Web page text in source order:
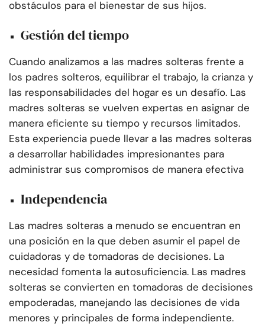
obstáculos para el bienestar de sus hijos.
Gestión del tiempo
Cuando analizamos a las madres solteras frente a
los padres solteros, equilibrar el trabajo, la crianza y
las responsabilidades del hogar es un desafío. Las
madres solteras se vuelven expertas en asignar de
manera eficiente su tiempo y recursos limitados.
Esta experiencia puede llevar a las madres solteras
a desarrollar habilidades impresionantes para
administrar sus compromisos de manera efectiva
Independencia
Las madres solteras a menudo se encuentran en
una posición en la que deben asumir el papel de
cuidadoras y de tomadoras de decisiones. La
necesidad fomenta la autosuficiencia. Las madres
solteras se convierten en tomadoras de decisiones
empoderadas, manejando las decisiones de vida
menores y principales de forma independiente.